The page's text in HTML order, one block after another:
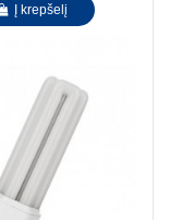
Į krepšelį